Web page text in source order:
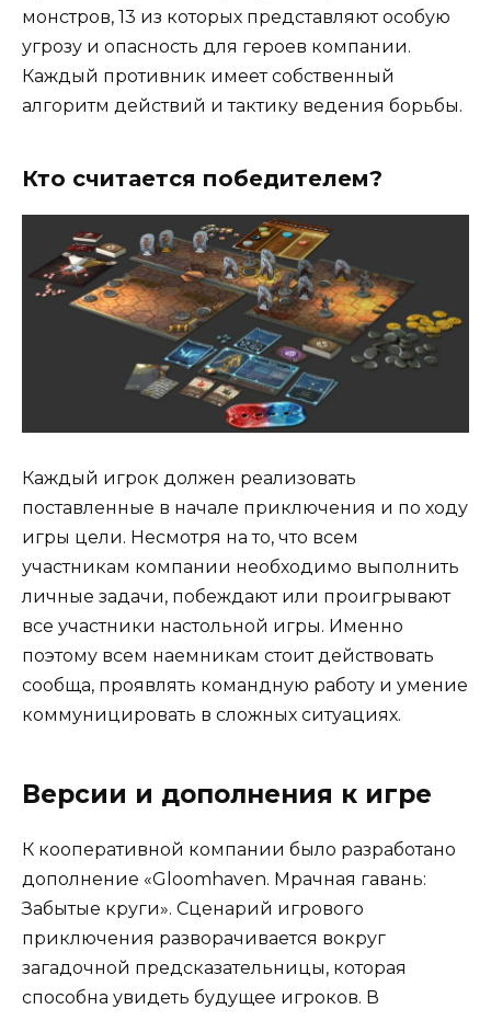
монстров, 13 из которых представляют особую
угрозу и опасность для героев компании.
Каждый противник имеет собственный
алгоритм действий и тактику ведения борьбы.
Кто считается победителем?
Каждый игрок должен реализовать
поставленные в начале приключения и по ходу
игры цели. Несмотря на то, что всем
участникам компании необходимо выполнить
личные задачи, побеждают или проигрывают
все участники настольной игры. Именно
поэтому всем наемникам стоит действовать
сообща, проявлять командную работу и умение
коммуницировать в сложных ситуациях.
Версии и дополнения к игре
К кооперативной компании было разработано
дополнение «Gloomhaven. Мрачная гавань:
Забытые круги». Сценарий игрового
приключения разворачивается вокруг
загадочной предсказательницы, которая
способна увидеть будущее игроков. В